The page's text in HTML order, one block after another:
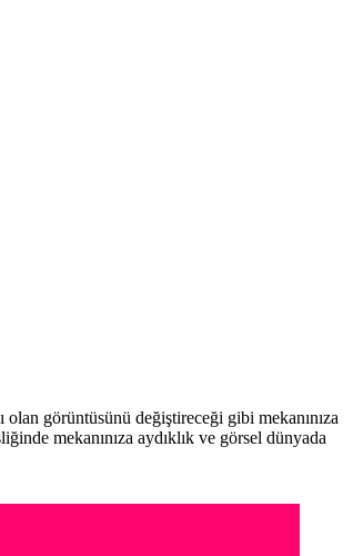
olan görüntüsünü değiştireceği gibi mekanınıza
mekanınıza aydıklık ve görsel dünyada